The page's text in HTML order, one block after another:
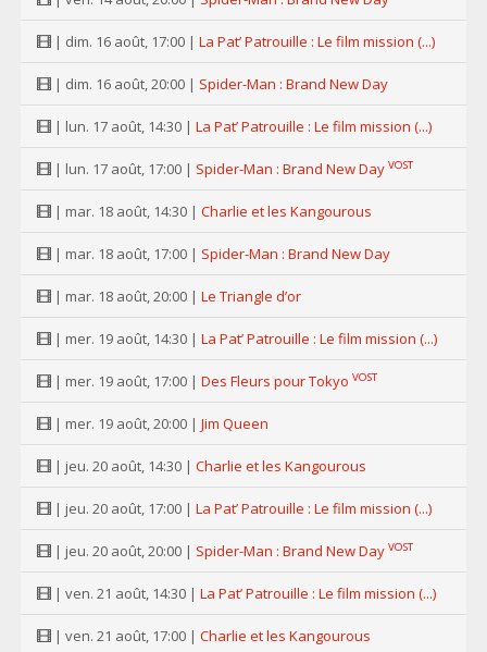
| dim. 16 août, 17:00 | La Pat’ Patrouille : Le film mission (...)
| dim. 16 août, 20:00 | Spider-Man : Brand New Day
| lun. 17 août, 14:30 | La Pat’ Patrouille : Le film mission (...)
| lun. 17 août, 17:00 | Spider-Man : Brand New Day VOST
| mar. 18 août, 14:30 | Charlie et les Kangourous
| mar. 18 août, 17:00 | Spider-Man : Brand New Day
| mar. 18 août, 20:00 | Le Triangle d’or
| mer. 19 août, 14:30 | La Pat’ Patrouille : Le film mission (...)
| mer. 19 août, 17:00 | Des Fleurs pour Tokyo VOST
| mer. 19 août, 20:00 | Jim Queen
| jeu. 20 août, 14:30 | Charlie et les Kangourous
| jeu. 20 août, 17:00 | La Pat’ Patrouille : Le film mission (...)
| jeu. 20 août, 20:00 | Spider-Man : Brand New Day VOST
| ven. 21 août, 14:30 | La Pat’ Patrouille : Le film mission (...)
| ven. 21 août, 17:00 | Charlie et les Kangourous